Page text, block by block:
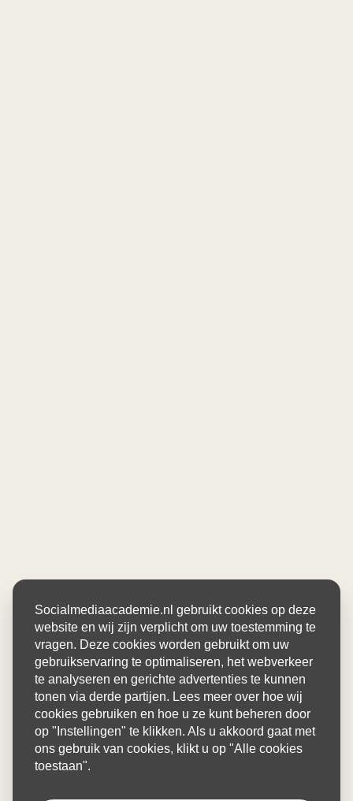
Socialmediaacademie.nl gebruikt cookies op deze
website en wij zijn verplicht om uw toestemming te
vragen. Deze cookies worden gebruikt om uw
gebruikservaring te optimaliseren, het webverkeer
te analyseren en gerichte advertenties te kunnen
tonen via derde partijen. Lees meer over hoe wij
cookies gebruiken en hoe u ze kunt beheren door
op "Instellingen" te klikken. Als u akkoord gaat met
ons gebruik van cookies, klikt u op "Alle cookies
toestaan".